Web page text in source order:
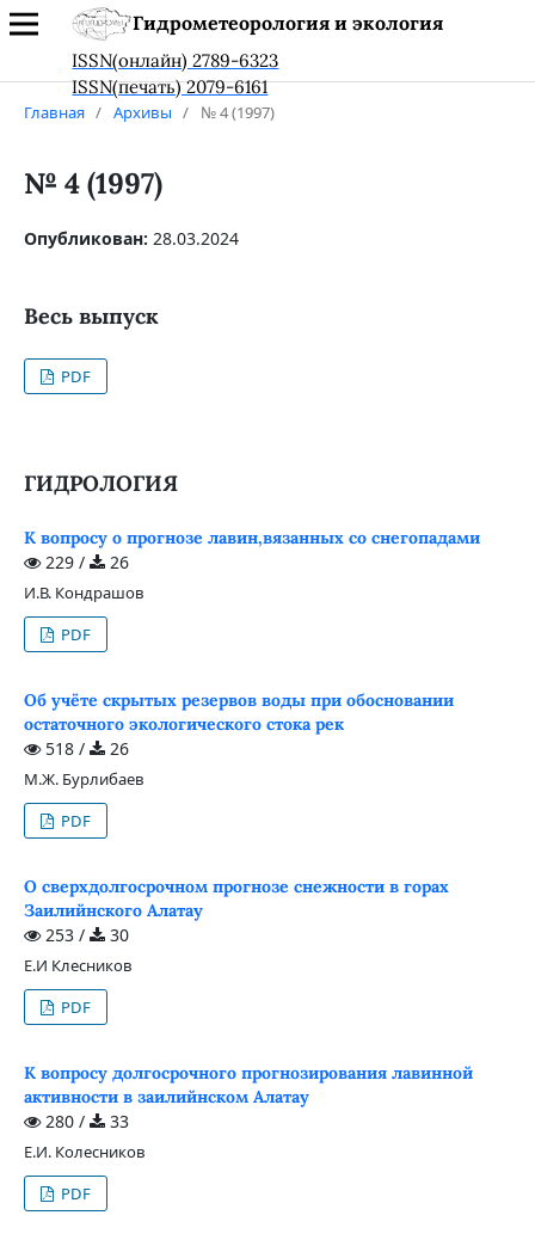
Гидрометеорология и экология
ISSN(онлайн) 2789-6323
ISSN(печать) 2079-6161
Главная / Архивы / № 4 (1997)
№ 4 (1997)
Опубликован: 28.03.2024
Весь выпуск
PDF
ГИДРОЛОГИЯ
К вопросу о прогнозе лавин,вязанных со снегопадами
229 / 26
И.В. Кондрашов
PDF
Об учёте скрытых резервов воды при обосновании
остаточного экологического стока рек
518 / 26
М.Ж. Бурлибаев
PDF
О сверхдолгосрочном прогнозе снежности в горах
Заилийнского Алатау
253 / 30
Е.И Клесников
PDF
К вопросу долгосрочного прогнозирования лавинной
активности в заилийнском Алатау
280 / 33
Е.И. Колесников
PDF